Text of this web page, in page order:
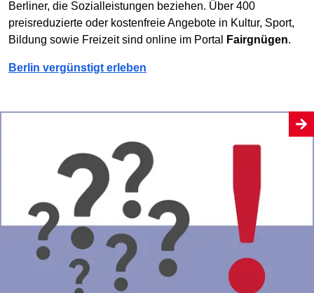
Berliner, die Sozialleistungen beziehen. Über 400
preisreduzierte oder kostenfreie Angebote in Kultur, Sport,
Bildung sowie Freizeit sind online im Portal
Fairgnügen.
Berlin vergünstigt erleben